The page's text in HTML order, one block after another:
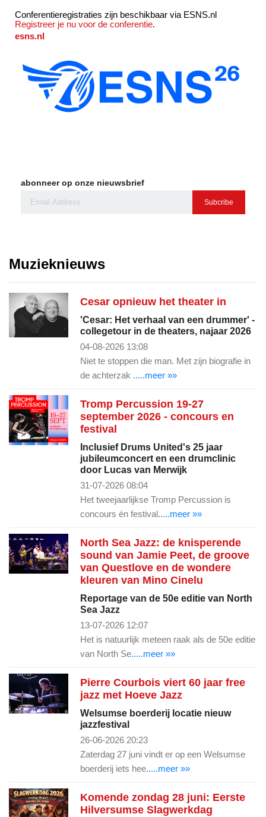
Conferentieregistraties zijn beschikbaar via ESNS.nl
Registreer je nu voor de conferentie.
esns.nl
abonneer op onze nieuwsbrief
Subcribe
Muzieknieuws
Cesar opnieuw het theater in
'Cesar: Het verhaal van een drummer' -
collegetour in de theaters, najaar 2026
04-08-2026 13:08
Niet te stoppen die man. Met zijn biografie in
de achterzak .....meer »»
Tromp Percussion 19-27
september 2026 - concours en
festival
Inclusief Drums United's 25 jaar
jubileumconcert en een drumclinic
door Lucas van Merwijk
31-07-2026 08:04
Het tweejaarlijkse Tromp Percussion is
concours én festival.....meer »»
North Sea Jazz: de knisperende
sound van Jamie Peet, de groove
van Questlove en de wondere
kleuren van Mino Cinelu
Reportage van de 50e editie van North
Sea Jazz
13-07-2026 12:07
Het is natuurlijk meteen raak als de 50e editie
van North Se.....meer »»
Pierre Courbois viert 60 jaar free
jazz met Hoeve Jazz
Welsumse boerderij locatie nieuw
jazzfestival
26-06-2026 20:23
Zaterdag 27 juni vindt er op een Welsumse
boerderij iets hee.....meer »»
Komende zondag 28 juni: Eerste
Hilversumse Slagwerkdag